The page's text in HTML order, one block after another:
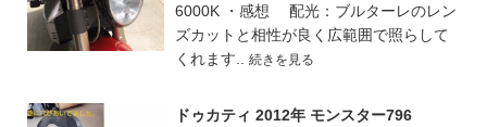
6000K ・感想 配光：ブルターレのレン
ズカットと相性が良く広範囲で照らして
くれます.. 続きを見る
ドゥカティ 2012年 モンスター796